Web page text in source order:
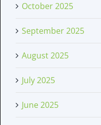
October 2025
September 2025
August 2025
July 2025
June 2025